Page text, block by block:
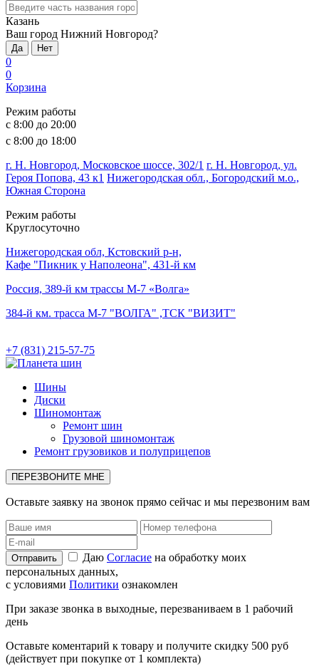
Казань
Ваш город Нижний Новгород?
Да Нет
0
0
Корзина
Режим работы
с 8:00 до 20:00
с 8:00 до 18:00
г. Н. Новгород, Московское шоссе, 302/1 г. Н. Новгород, ул.
Героя Попова, 43 к1 Нижегородская обл., Богородский м.о.,
Южная Сторона
Режим работы
Круглосуточно
Нижегородская обл, Кстовский р-н,
Кафе "Пикник у Наполеона", 431-й км
Россия, 389-й км трассы М-7 «Волга»
384-й км. трасса М-7 "ВОЛГА" ,ТСК "ВИЗИТ"
+7 (831) 215-57-75
Шины
Диски
Шиномонтаж
Ремонт шин
Грузовой шиномонтаж
Ремонт грузовиков и полуприцепов
ПЕРЕЗВОНИТЕ МНЕ
Оставьте заявку на звонок прямо сейчас и мы перезвоним вам
Даю Согласие на обработку моих
персональных данных,
с условиями Политики ознакомлен
При заказе звонка в выходные, перезваниваем в 1 рабочий
день
Оставьте коментарий к товару и получите скидку 500 руб
(действует при покупке от 1 комплекта)